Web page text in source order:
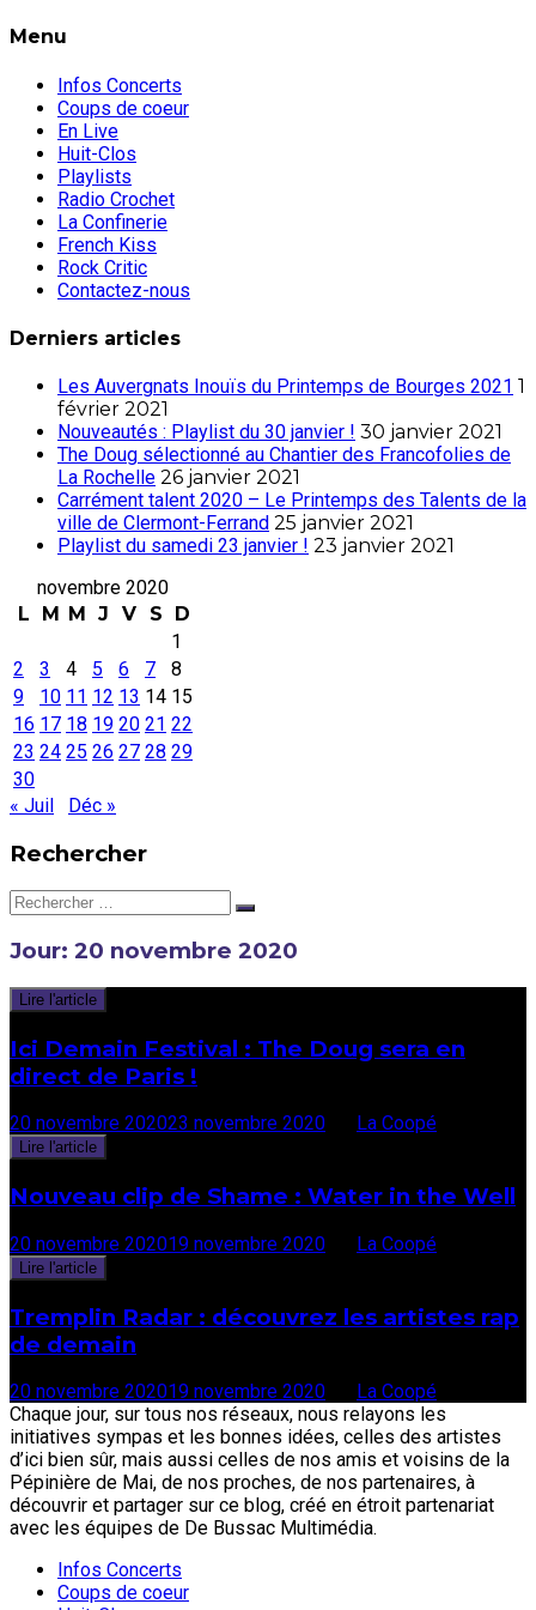
Menu
Infos Concerts
Coups de coeur
En Live
Huit-Clos
Playlists
Radio Crochet
La Confinerie
French Kiss
Rock Critic
Contactez-nous
Derniers articles
Les Auvergnats Inouïs du Printemps de Bourges 2021 1
février 2021
Nouveautés : Playlist du 30 janvier ! 30 janvier 2021
The Doug sélectionné au Chantier des Francofolies de
La Rochelle 26 janvier 2021
Carrément talent 2020 – Le Printemps des Talents de la
ville de Clermont-Ferrand 25 janvier 2021
Playlist du samedi 23 janvier ! 23 janvier 2021
novembre 2020
L
M M J V S
D
1
2
3 4 5 6 7
8
9
10 11 12 13 14 15
16 17 18 19 20 21 22
23 24 25 26 27 28 29
30
« Juil
Déc »
Rechercher
Rechercher:
Jour: 20 novembre 2020
Lire l'article
Ici Demain Festival : The Doug sera en
direct de Paris !
20 novembre 202023 novembre 2020 La Coopé
Lire l'article
Nouveau clip de Shame : Water in the Well
20 novembre 202019 novembre 2020 La Coopé
Lire l'article
Tremplin Radar : découvrez les artistes rap
de demain
20 novembre 202019 novembre 2020
La Coopé
Chaque jour, sur tous nos réseaux, nous relayons les
initiatives sympas et les bonnes idées, celles des artistes
d’ici bien sûr, mais aussi celles de nos amis et voisins de la
Pépinière de Mai, de nos proches, de nos partenaires, à
découvrir et partager sur ce blog, créé en étroit partenariat
avec les équipes de De Bussac Multimédia.
Infos Concerts
Coups de coeur